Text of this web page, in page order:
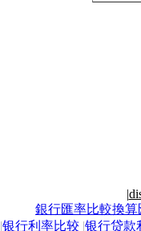
|
銀行匯率比較換算
|银行利率比较 |银行贷款